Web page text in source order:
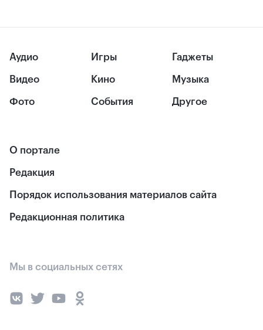
Аудио
Видео
Фото
Игры
Кино
События
Гаджеты
Музыка
Другое
О портале
Редакция
Порядок использования материалов сайта
Редакционная политика
Мы в социальных сетях